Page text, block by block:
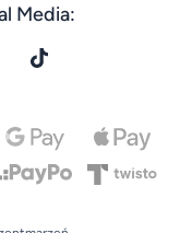
Media: